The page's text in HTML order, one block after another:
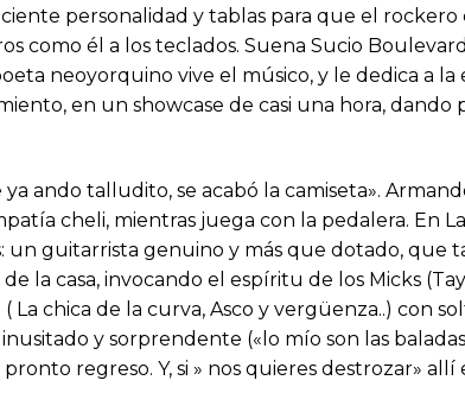
personalidad y tablas para que el
como él a los teclados. Suena Sucio
neoyorquino vive el músico, y le dedica a
en un showcase de casi una hora, dando
ando talludito, se acabó la camiseta».
cheli, mientras juega con la pedalera. En
guitarrista genuino y más que dotado, que
la casa, invocando el espíritu de los Micks
chica de la curva, Asco y vergüenza..) con
y sorprendente («lo mío son las
regreso. Y, si » nos quieres destrozar» allí